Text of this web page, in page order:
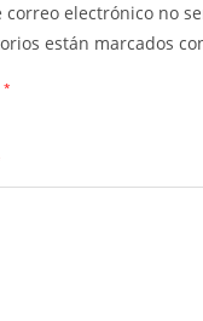
correo electrónico no
están marcados
*